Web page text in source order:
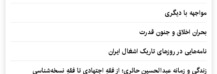
مواجهه با دیگری
بحران اخلاق و جنون قدرت
نامه‌هایی در روزهای تاریک اشغال ایران
زندگی و زمانه عبدالحسین حائری؛ از فقهِ اجتهادی تا فقهِ نسخه‌شناسی